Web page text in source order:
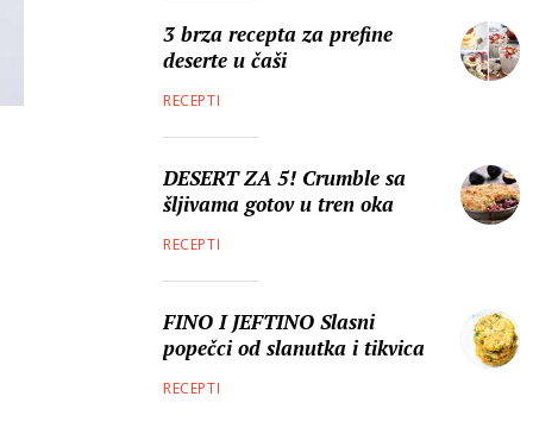
3 brza recepta za prefine
deserte u čaši
RECEPTI
DESERT ZA 5! Crumble sa
šljivama gotov u tren oka
RECEPTI
FINO I JEFTINO Slasni
popečci od slanutka i tikvica
RECEPTI